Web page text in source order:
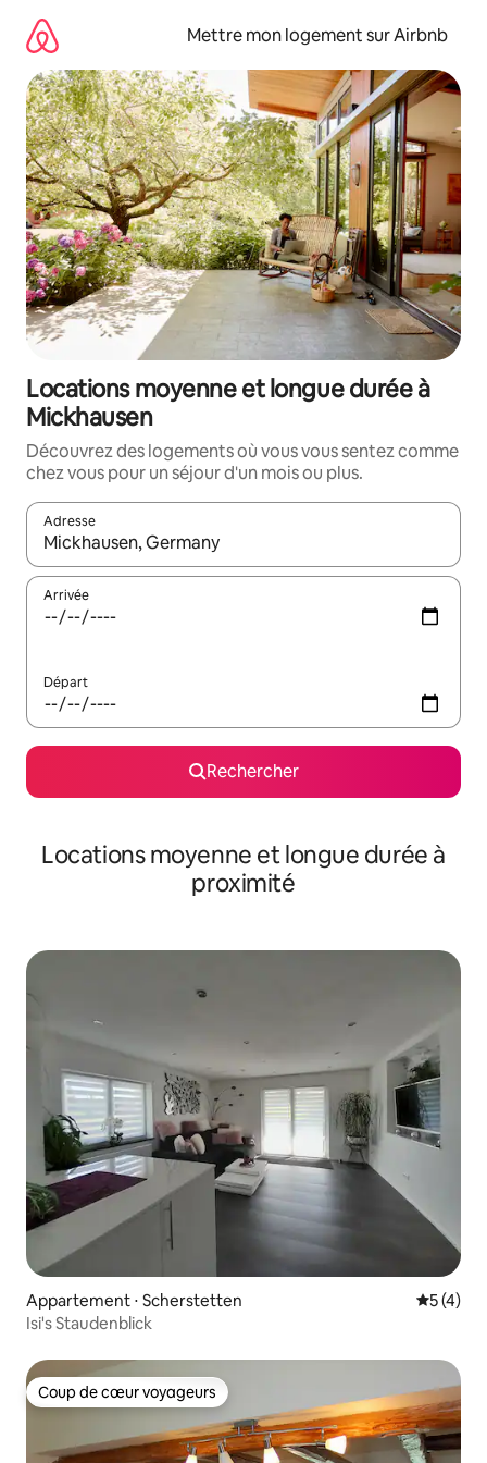
directement
contenu
Mettre mon logement sur Airbnb
Locations moyenne et longue durée à
Mickhausen
Découvrez des logements où vous vous sentez comme
chez vous pour un séjour d'un mois ou plus.
Adresse
Lorsque les résultats s'affichent, utilisez les flèches vers le
Arrivée
Départ
Rechercher
Locations moyenne et longue durée à
proximité
Appartement ⋅ Scherstetten
5 (4)
Isi's Staudenblick
Coup de cœur voyageurs
Coup de cœur voyageurs